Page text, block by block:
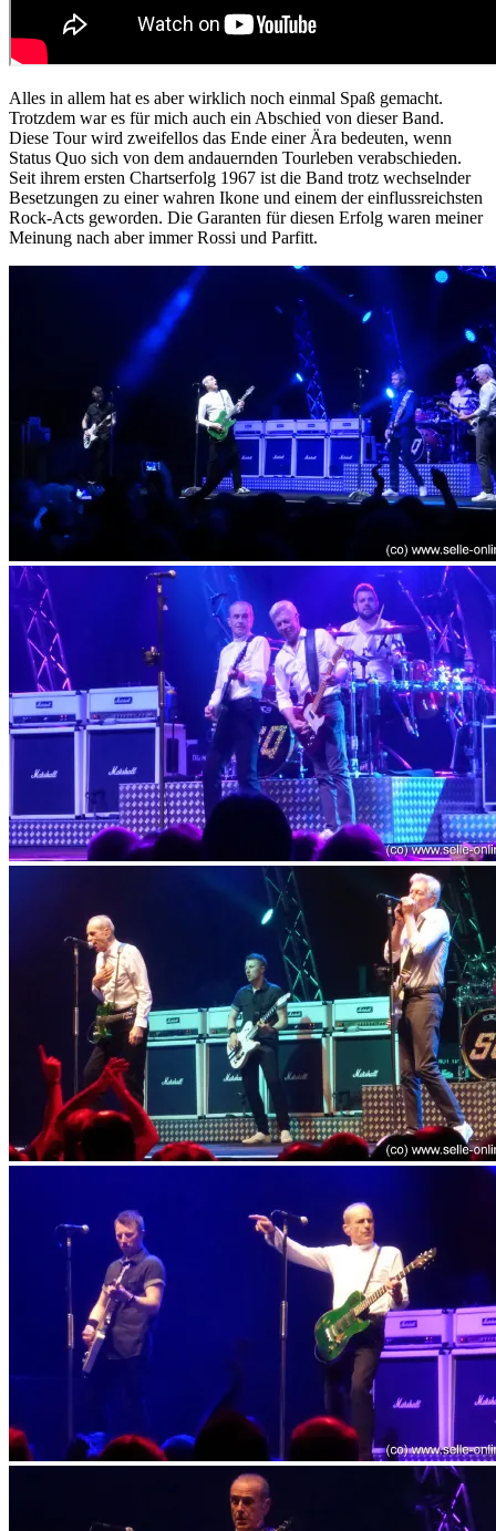
Alles in allem hat es aber wirklich noch einmal Spaß gemacht.
Trotzdem war es für mich auch ein Abschied von dieser Band.
Diese Tour wird zweifellos das Ende einer Ära bedeuten, wenn
Status Quo sich von dem andauernden Tourleben verabschieden.
Seit ihrem ersten Chartserfolg 1967 ist die Band trotz wechselnder
Besetzungen zu einer wahren Ikone und einem der einflussreichsten
Rock-Acts geworden. Die Garanten für diesen Erfolg waren meiner
Meinung nach aber immer Rossi und Parfitt.